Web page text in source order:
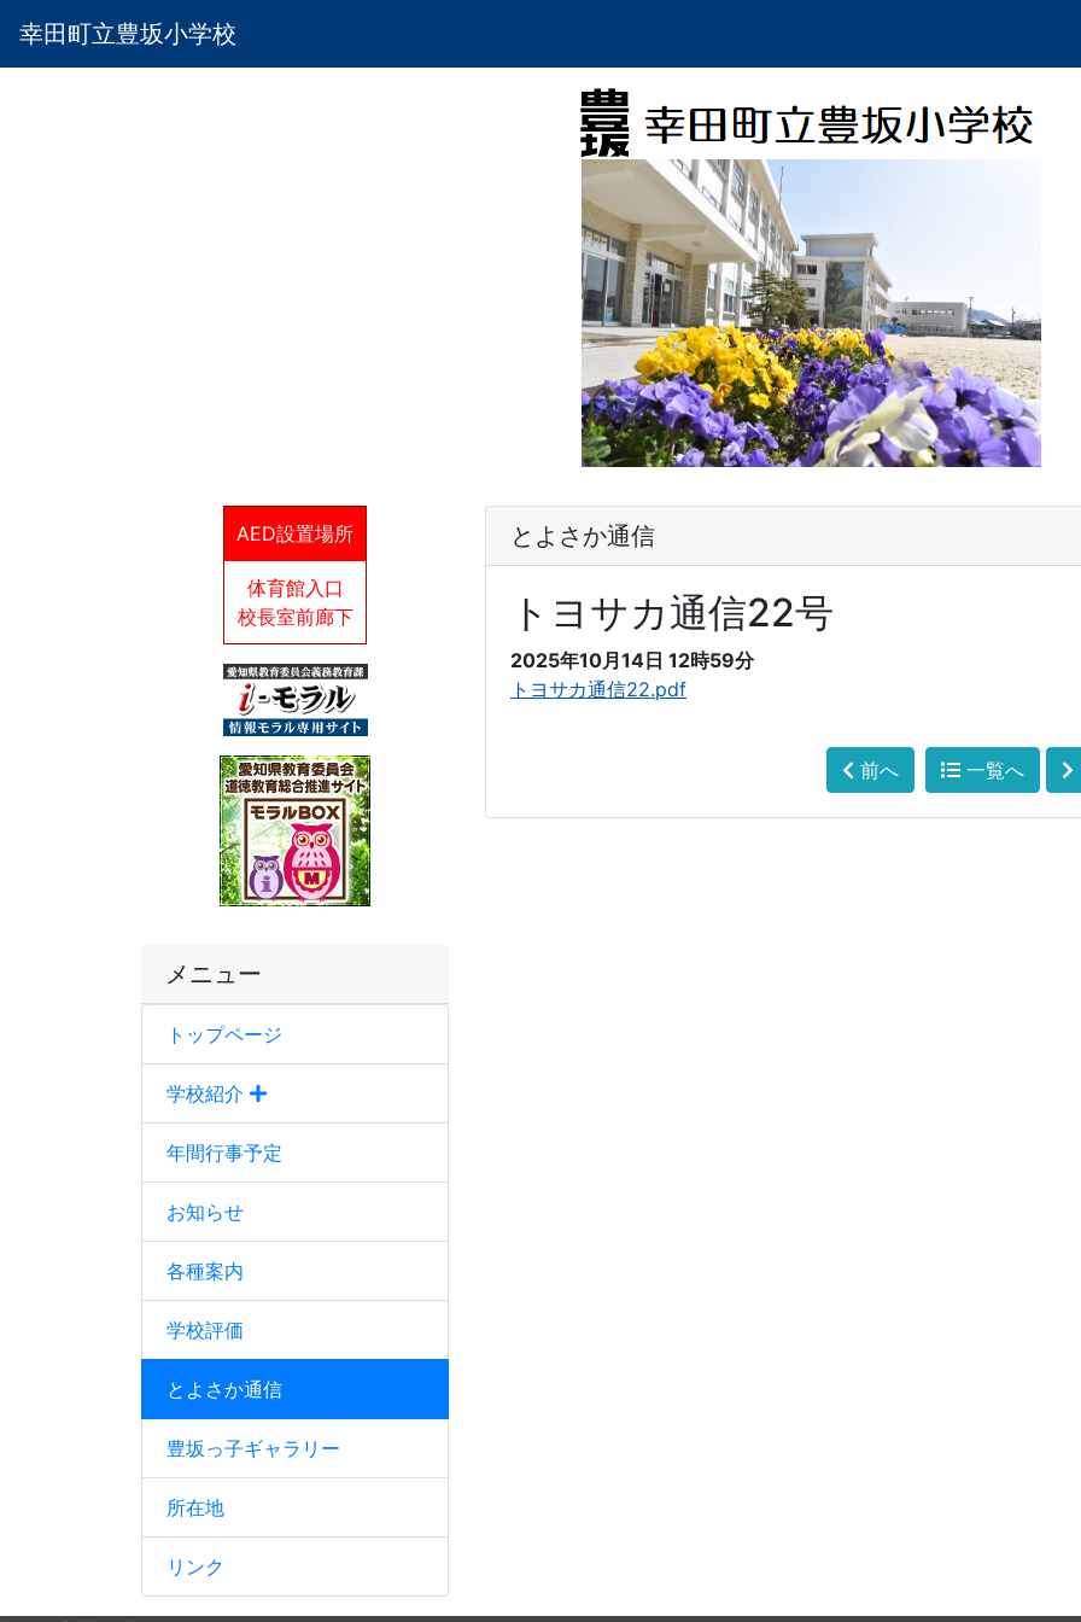
幸田町立豊坂小学校
AED設置場所
体育館入口
校長室前廊下
メニュー
トップページ
学校紹介
年間行事予定
お知らせ
各種案内
学校評価
とよさか通信
豊坂っ子ギャラリー
所在地
リンク
とよさか通信
トヨサカ通信22号
2025年10月14日 12時59分
トヨサカ通信22.pdf
前へ 一覧へ